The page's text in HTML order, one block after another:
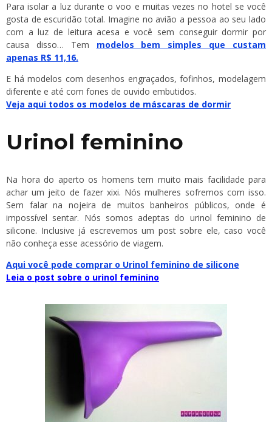
Para isolar a luz durante o voo e muitas vezes no hotel se você
gosta de escuridão total. Imagine no avião a pessoa ao seu lado
com a luz de leitura acesa e você sem conseguir dormir por
causa disso… Tem modelos bem simples que custam
apenas R$ 11,16.
E há modelos com desenhos engraçados, fofinhos, modelagem
diferente e até com fones de ouvido embutidos.
Veja aqui todos os modelos de máscaras de dormir
Urinol feminino
Na hora do aperto os homens tem muito mais facilidade para
achar um jeito de fazer xixi. Nós mulheres sofremos com isso.
Sem falar na nojeira de muitos banheiros públicos, onde é
impossível sentar. Nós somos adeptas do urinol feminino de
silicone. Inclusive já escrevemos um post sobre ele, caso você
não conheça esse acessório de viagem.
Aqui você pode comprar o Urinol feminino de silicone
Leia o post sobre o urinol feminino